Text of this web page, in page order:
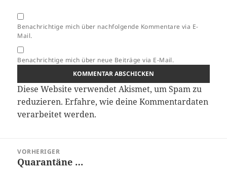
Benachrichtige mich über nachfolgende Kommentare via E-
Mail.
Benachrichtige mich über neue Beiträge via E-Mail.
Diese Website verwendet Akismet, um Spam zu
reduzieren.Erfahre, wie deine Kommentardaten
verarbeitet werden.
VORHERIGER
Vorheriger
Quarantäne …